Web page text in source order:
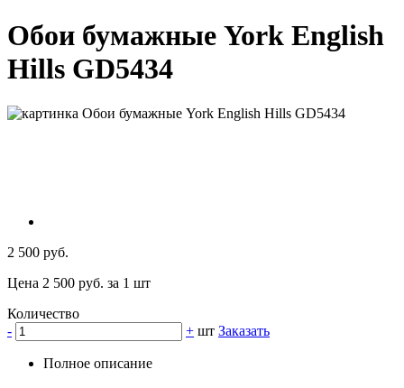
Обои бумажные York English
Hills GD5434
2 500 руб.
Цена 2 500 руб. за 1 шт
Количество
-
+ шт Заказать
Полное описание